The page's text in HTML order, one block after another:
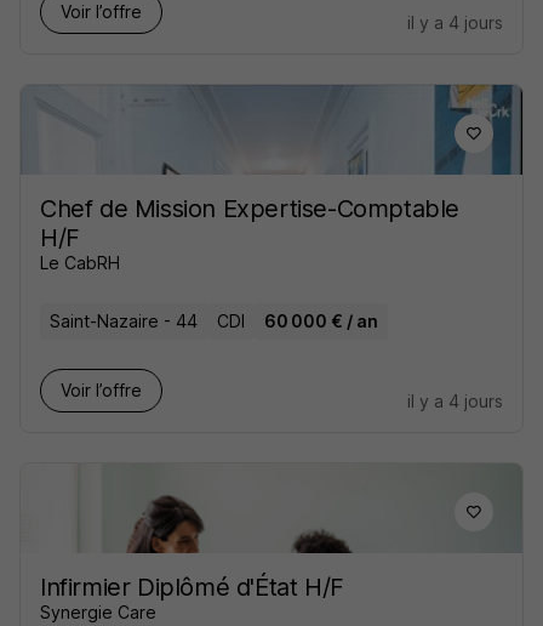
Voir l’offre
il y a 4 jours
Chef de Mission Expertise-Comptable
H/F
Le CabRH
Saint-Nazaire - 44 CDI 60 000 € / an
Voir l’offre
il y a 4 jours
Infirmier Diplômé d'État H/F
Synergie Care